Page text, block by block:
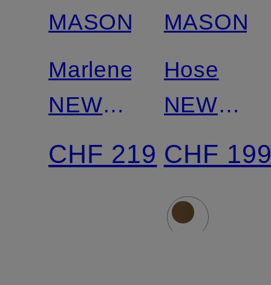
MASON'S
Marlenehose
NEW
YORK
STUDIO
CHF 219
MASON'S
Hose
NEW
YORK
CHF